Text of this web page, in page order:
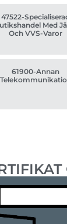
47522-
Med
Och VVS-Varor
61900-Annan